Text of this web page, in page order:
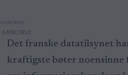
ANNONSE
Det franske datatilsynet
kraftigste bøter noensinne